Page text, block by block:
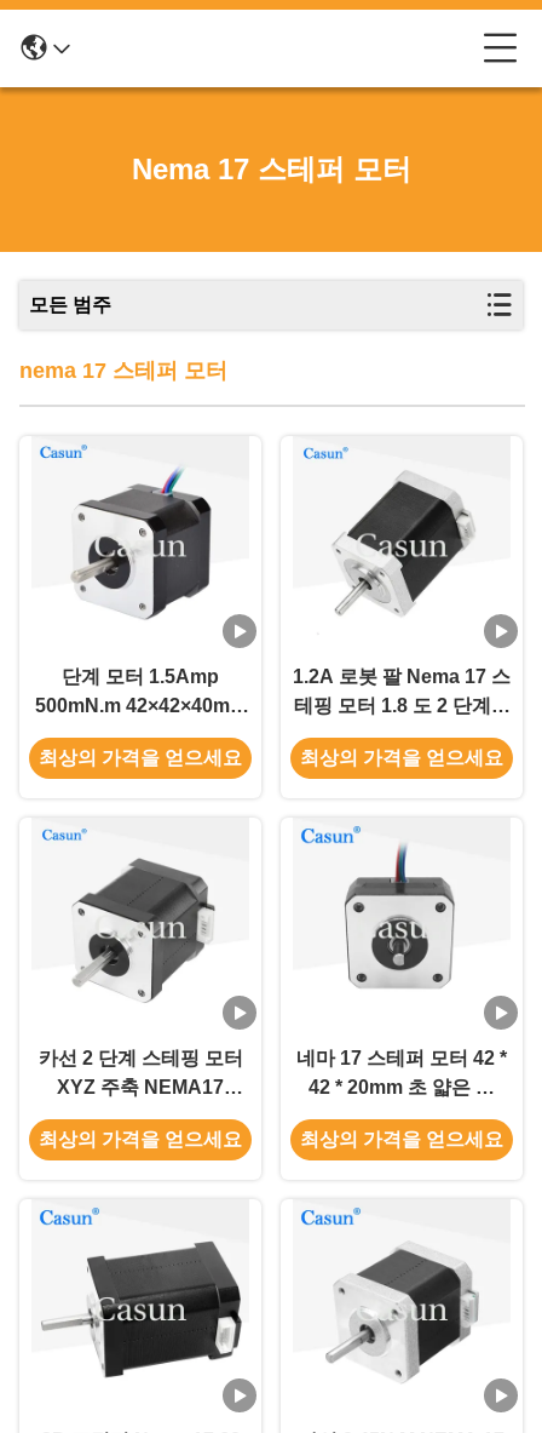
Nema 17 스테퍼 모터
모든 범주
nema 17 스테퍼 모터
단계 모터 1.5Amp
500mN.m 42×42×40mm
ISO CE와 함께 NEMA 17
최상의 가격을 얻으세요
1.2A 로봇 팔 Nema 17 스
테핑 모터 1.8 도 2 단계고
정밀도
최상의 가격을 얻으세요
카선 2 단계 스테핑 모터
XYZ 주축 NEMA17
0.52Nm
최상의 가격을 얻으세요
네마 17 스테퍼 모터 42 *
42 * 20mm 초 얇은 몸
1.0A 130mN.m 의료 장비
최상의 가격을 얻으세요